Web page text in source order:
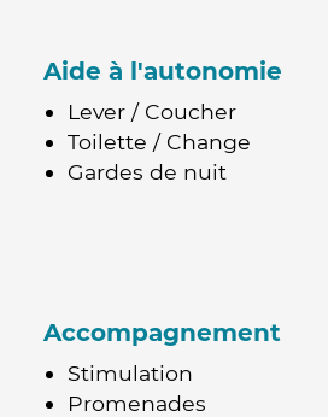
Aide à l'autonomie
Lever / Coucher
Toilette / Change
Gardes de nuit
Accompagnement
Stimulation
Promenades